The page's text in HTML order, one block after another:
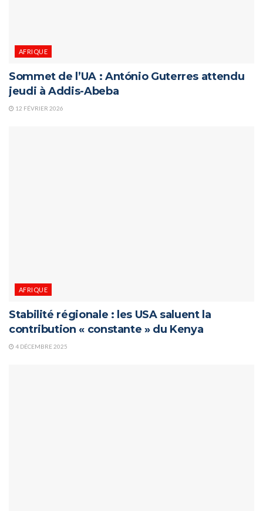
AFRIQUE
Sommet de l’UA : António Guterres attendu
jeudi à Addis-Abeba
12 FÉVRIER 2026
AFRIQUE
Stabilité régionale : les USA saluent la
contribution « constante » du Kenya
4 DÉCEMBRE 2025